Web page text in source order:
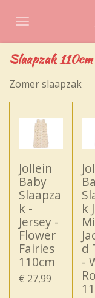
direct
naar
de
Slaapzak 110cm
Zomer slaapzak
Jollein
Baby
Slaapza
k -
Jersey -
Flower
Fairies
110cm
€ 27,99
k
d
-